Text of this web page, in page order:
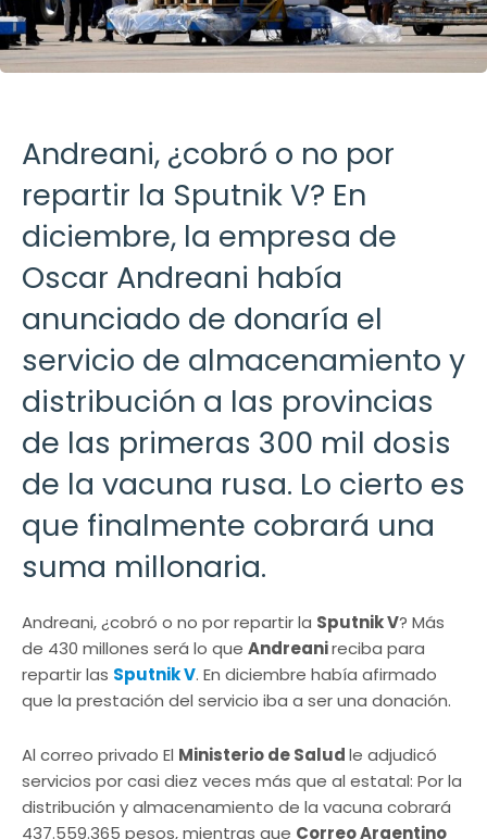
Andreani, ¿cobró o no por
repartir la Sputnik V? En
diciembre, la empresa de
Oscar Andreani había
anunciado de donaría el
servicio de almacenamiento y
distribución a las provincias
de las primeras 300 mil dosis
de la vacuna rusa. Lo cierto es
que finalmente cobrará una
suma millonaria.
Andreani, ¿cobró o no por repartir la Sputnik V? Más
de 430 millones será lo que Andreanireciba para
repartir las Sputnik V. En diciembre había afirmado
que la prestación del servicio iba a ser una donación.
Al correo privado El Ministerio de Saludle adjudicó
servicios por casi diez veces más que al estatal: Por la
distribución y almacenamiento de la vacuna cobrará
437.559.365 pesos, mientras que Correo Argentino